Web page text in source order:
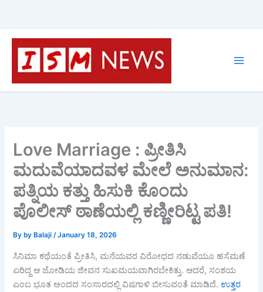
Skip
content
Love Marriage : ಪ್ರೀತಿಸಿ
ಮದುವೆಯಾದವಳ ಮೇಲೆ ಅನುಮಾನ:
ಪತ್ನಿಯ ಕತ್ತು ಹಿಸುಕಿ ಕೊಂದು
ಪೊಲೀಸ್ ಠಾಣೆಯಲ್ಲಿ ಕಣ್ಣೀರಿಟ್ಟ ಪತಿ!
By by Balaji/January 18, 2026
ಸಿನಿಮಾ ಕಥೆಯಂತೆ ಪ್ರೀತಿಸಿ, ಮನೆಯವರ ವಿರೋಧದ ನಡುವೆಯೂ ಹಸೆಮಣೆ
ಏರಿದ್ದ ಆ ಜೋಡಿಯ ಜೀವನ ಸುಖಮಯವಾಗಿರಬೇಕಿತ್ತು. ಆದರೆ, ಸಂಶಯ
ಎಂಬ ಭೂತ ಅಂದದ ಸಂಸಾರದಲ್ಲಿ ವಿಷಗಾಳಿ ಬೀಸುವಂತೆ ಮಾಡಿದೆ.ಉತ್ತರ